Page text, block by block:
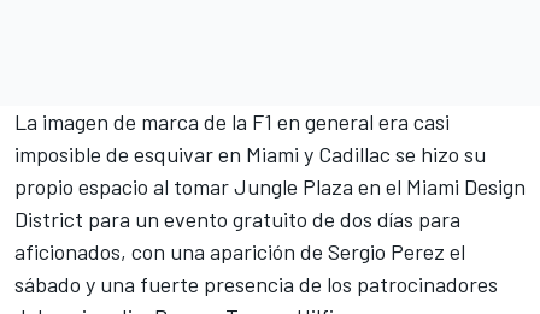
La imagen de marca de la F1 en general era casi
imposible de esquivar en Miami y Cadillac se hizo su
propio espacio al tomar Jungle Plaza en el Miami Design
District para un evento gratuito de dos días para
aficionados, con una aparición de Sergio Perez el
sábado y una fuerte presencia de los patrocinadores